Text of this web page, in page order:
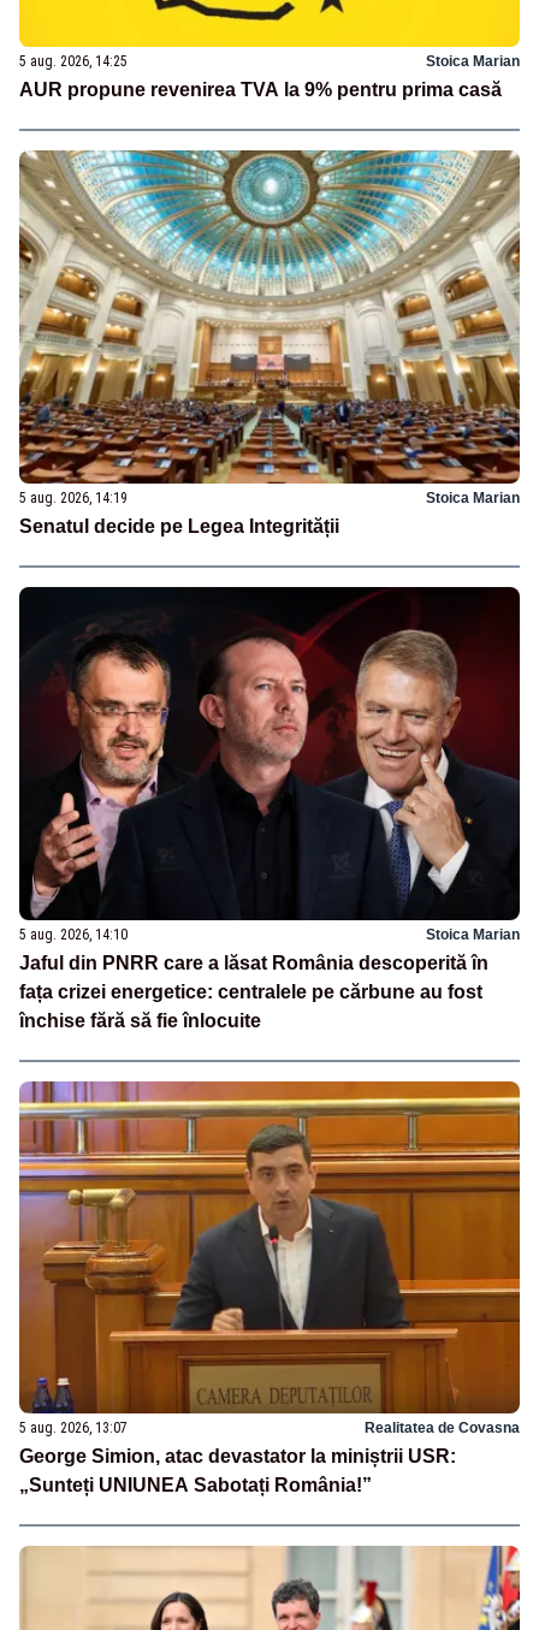
5 aug. 2026, 14:25 Stoica Marian
AUR propune revenirea TVA la 9% pentru prima casă
5 aug. 2026, 14:19 Stoica Marian
Senatul decide pe Legea Integrității
5 aug. 2026, 14:10 Stoica Marian
Jaful din PNRR care a lăsat România descoperită în
fața crizei energetice: centralele pe cărbune au fost
închise fără să fie înlocuite
5 aug. 2026, 13:07 Realitatea de Covasna
George Simion, atac devastator la miniștrii USR:
„Sunteți UNIUNEA Sabotați România!”